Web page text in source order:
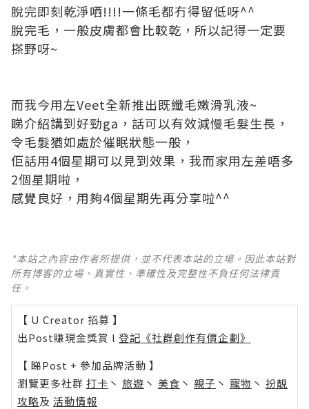
脫完即刻乾淨哂!!!!一條毛都冇得留低呀^^
脫完毛，一般皮膚都會比較乾，所以記得一定要
搽野呀~
而我今用左Veet全新推出既纖毛嫩滑乳液~
睇介紹講到好勁ga，話可以有效減慢毛髮生長，
令毛髮猶如處於催眠狀態一般，
佢話用4個星期可以見到效果，我而家用左差唔多
2個星期啦，
感覺良好，用夠4個星期先再分享啦^^
*本站之內容由作者所提供，並不代表本站的立場。因此本站對
所有博客的立場、真實性、準確性及完整性不負任何法律責
任。
【 U Creator 招募 】
出Post賺現金獎賞 l 登記《社群創作有價企劃》
【 睇Post + 參加品牌活動 】
瀏覽更多社群 打卡 丶 旅遊 丶 美食 丶 親子 丶 寵物 丶 扮靚
攻略及 活動情報